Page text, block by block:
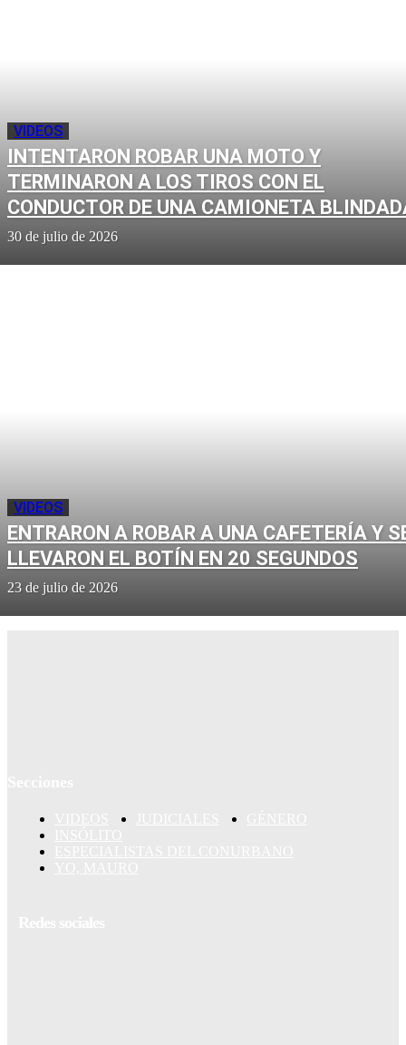
VIDEOS
INTENTARON ROBAR UNA MOTO Y
TERMINARON A LOS TIROS CON EL
CONDUCTOR DE UNA CAMIONETA
30 de julio de 2026
VIDEOS
ENTRARON A ROBAR A UNA CAFETERÍA Y
LLEVARON EL BOTÍN EN 20 SEGUNDOS
23 de julio de 2026